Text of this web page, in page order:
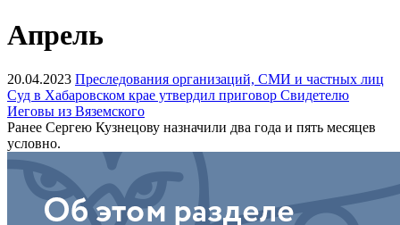
Апрель
20.04.2023 Преследования организаций, СМИ и частных лиц
Суд в Хабаровском крае утвердил приговор Свидетелю
Иеговы из Вяземского
Ранее Сергею Кузнецову назначили два года и пять месяцев
условно.